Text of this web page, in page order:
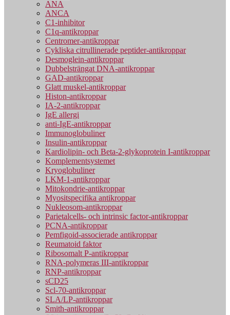
ANA
ANCA
C1-inhibitor
C1q-antikroppar
Centromer-antikroppar
Cykliska citrullinerade peptider-antikroppar
Desmoglein-antikroppar
Dubbelsträngat DNA-antikroppar
GAD-antikroppar
Glatt muskel-antikroppar
Histon-antikroppar
IA-2-antikroppar
IgE allergi
anti-IgE-antikroppar
Immunoglobuliner
Insulin-antikroppar
Kardiolipin- och Beta-2-glykoprotein I-antikroppar
Komplementsystemet
Kryoglobuliner
LKM-1-antikroppar
Mitokondrie-antikroppar
Myositspecifika antikroppar
Nukleosom-antikroppar
Parietalcells- och intrinsic factor-antikroppar
PCNA-antikroppar
Pemfigoid-associerade antikroppar
Reumatoid faktor
Ribosomalt P-antikroppar
RNA-polymeras III-antikroppar
RNP-antikroppar
sCD25
Scl-70-antikroppar
SLA/LP-antikroppar
Smith-antikroppar